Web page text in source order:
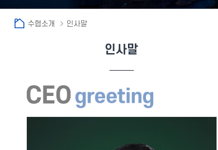
수협소개 인사말
인사말
fnctId=sitemenu,menuViewType=tab